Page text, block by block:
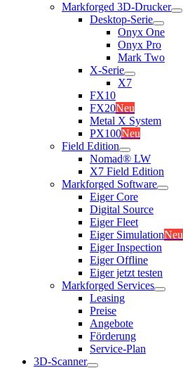
Markforged 3D-Drucker
Desktop-Serie
Onyx One
Onyx Pro
Mark Two
X-Serie
X7
FX10
FX20Neu
Metal X System
PX100Neu
Field Edition
Nomad® LW
X7 Field Edition
Markforged Software
Eiger Core
Digital Source
Eiger Fleet
Eiger SimulationNeu
Eiger Inspection
Eiger Offline
Eiger jetzt testen
Markforged Services
Leasing
Preise
Angebote
Förderung
Service-Plan
3D-Scanner